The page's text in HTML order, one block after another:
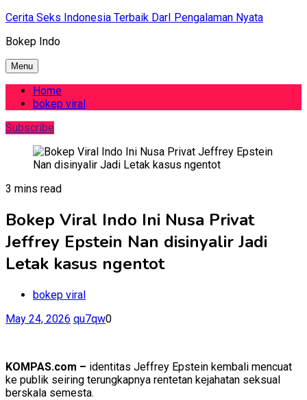
Skip
content
Cerita Seks Indonesia Terbaik DarI Pengalaman Nyata
Bokep Indo
Menu
Home
bokep viral
Subscribe
3 mins read
Bokep Viral Indo Ini Nusa Privat
Jeffrey Epstein Nan disinyalir Jadi
Letak kasus ngentot
bokep viral
May 24, 2026 qu7qw0
KOMPAS.com – identitas Jeffrey Epstein kembali mencuat
ke publik seiring terungkapnya rentetan kejahatan seksual
berskala semesta.